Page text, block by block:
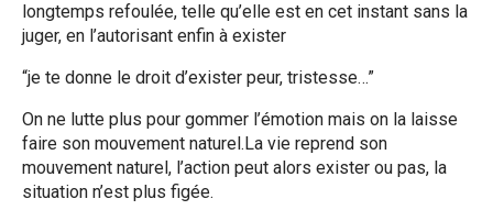
longtemps refoulée, telle qu’elle est en cet instant sans la
juger, en l’autorisant enfin à exister
“je te donne le droit d’exister peur, tristesse…”
On ne lutte plus pour gommer l’émotion mais on la laisse
faire son mouvement naturel.La vie reprend son
mouvement naturel, l’action peut alors exister ou pas, la
situation n’est plus figée.